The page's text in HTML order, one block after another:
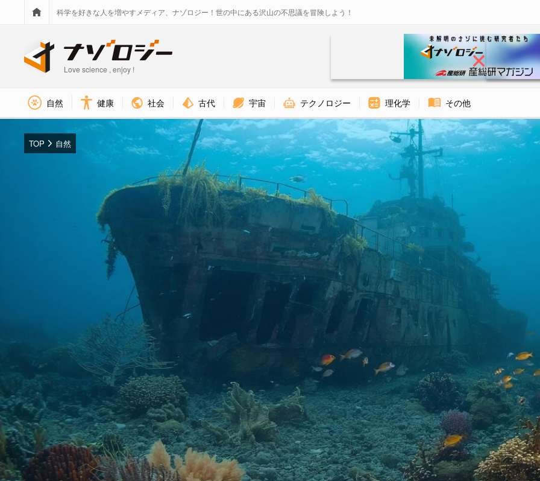
科学を好きな人を増やすメディア、ナゾロジー！世の中にある沢山の不思議を冒険しよう！
Love science , enjoy !
自然 健康 社会 古代 宇宙 テクノロジー 理化学 その他
TOP 自然